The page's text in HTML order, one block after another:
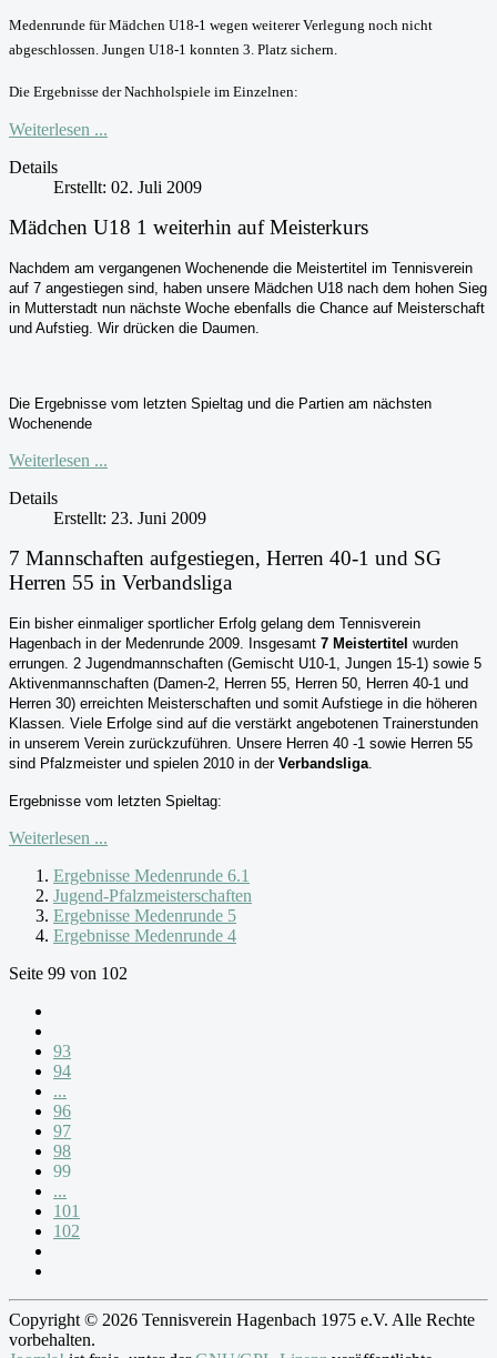
Medenrunde für Mädchen U18-1 wegen weiterer Verlegung noch nicht
abgeschlossen. Jungen U18-1 konnten 3. Platz sichern.
Die Ergebnisse der Nachholspiele im Einzelnen:
Weiterlesen ...
Details
Erstellt: 02. Juli 2009
Mädchen U18 1 weiterhin auf Meisterkurs
Nachdem am vergangenen Wochenende die Meistertitel im Tennisverein
auf 7 angestiegen sind, haben unsere Mädchen U18 nach dem hohen Sieg
in Mutterstadt nun nächste Woche ebenfalls die Chance auf Meisterschaft
und Aufstieg. Wir drücken die Daumen.
Die Ergebnisse vom letzten Spieltag und die Partien am nächsten
Wochenende
Weiterlesen ...
Details
Erstellt: 23. Juni 2009
7 Mannschaften aufgestiegen, Herren 40-1 und SG
Herren 55 in Verbandsliga
Ein bisher einmaliger sportlicher Erfolg gelang dem Tennisverein
Hagenbach in der Medenrunde 2009. Insgesamt 7 Meistertitel wurden
errungen. 2 Jugendmannschaften (Gemischt U10-1, Jungen 15-1) sowie 5
Aktivenmannschaften (Damen-2, Herren 55, Herren 50, Herren 40-1 und
Herren 30) erreichten Meisterschaften und somit Aufstiege in die höheren
Klassen. Viele Erfolge sind auf die verstärkt angebotenen Trainerstunden
in unserem Verein zurückzuführen. Unsere Herren 40 -1 sowie Herren 55
sind Pfalzmeister und spielen 2010 in der Verbandsliga
Ergebnisse vom letzten Spieltag:
Weiterlesen ...
Ergebnisse Medenrunde 6.1
Jugend-Pfalzmeisterschaften
Ergebnisse Medenrunde 5
Ergebnisse Medenrunde 4
Seite 99 von 102
93
94
...
96
97
98
99
...
101
102
Copyright © 2026 Tennisverein Hagenbach 1975 e.V. Alle Rechte
vorbehalten.